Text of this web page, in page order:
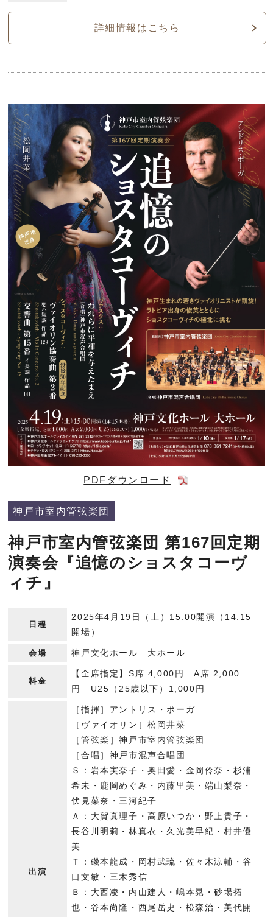
詳細情報はこちら
PDFダウンロード
神戸市室内管弦楽団
神戸市室内管弦楽団 第167回定期
演奏会『追憶のショスタコーヴ
ィチ』
日程
2025年4月19日（土）15:00開演（14:15
開場）
会場 神戸文化ホール 大ホール
料金
【全席指定】S席 4,000円 A席 2,000
円 U25（25歳以下）1,000円
出演
［指揮］アントリス・ポーガ
［ヴァイオリン］松岡井菜
［管弦楽］神戸市室内管弦楽団
［合唱］神戸市混声合唱団
Ｓ：岩本実奈子・奥田愛・金岡伶奈・杉浦
希未・鹿岡めぐみ・内藤里美・端山梨奈・
伏見菜奈・三河紀子
Ａ：大賀真理子・高原いつか・野上貴子・
長谷川明莉・林真衣・久光美早紀・村井優
美
Ｔ：磯本龍成・岡村武琉・佐々木涼輔・谷
口文敏・三木秀信
Ｂ：大西凌・内山建人・嶋本晃・砂場拓
也・谷本尚隆・西尾岳史・松森治・美代開